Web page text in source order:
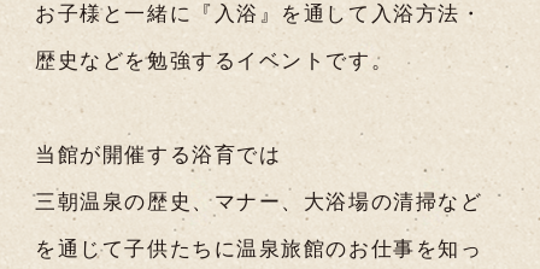
お子様と一緒に『入浴』を通して入浴方法・
歴史などを勉強するイベントです。
当館が開催する浴育では
三朝温泉の歴史、マナー、大浴場の清掃など
を通じて子供たちに温泉旅館のお仕事を知っ